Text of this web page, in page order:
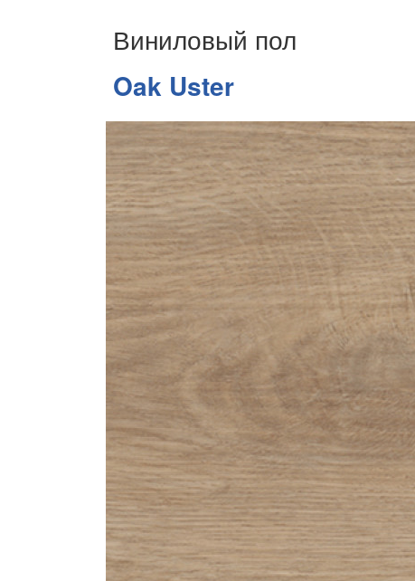
Виниловый пол
Oak Uster